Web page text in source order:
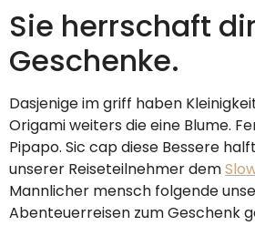
Sie herrschaft dir
Geschenke.
Dasjenige im griff haben
Origami weiters die eine Blume.
Pipapo. Sic cap diese Bessere
unserer Reiseteilnehmer dem
Mannlicher mensch folgende
Abenteuerreisen zum Geschenk